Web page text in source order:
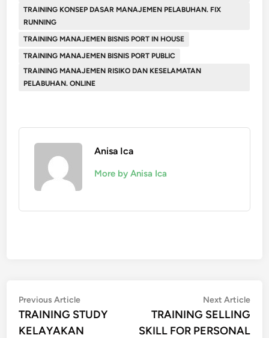
TRAINING KONSEP DASAR MANAJEMEN PELABUHAN. FIX
RUNNING
TRAINING MANAJEMEN BISNIS PORT IN HOUSE
TRAINING MANAJEMEN BISNIS PORT PUBLIC
TRAINING MANAJEMEN RISIKO DAN KESELAMATAN
PELABUHAN. ONLINE
Anisa Ica
More by Anisa Ica
Post
navigation
Previous ArticlePrevious
article:
TRAINING STUDY
KELAYAKAN
Next Article
TRAINING SELLING
SKILL FOR PERSONAL